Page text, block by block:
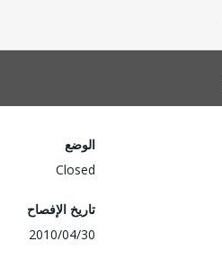
الوضع
Closed
تاريخ الإفصاح
2010/04/30